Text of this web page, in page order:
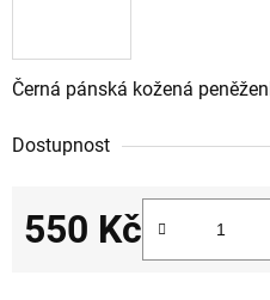
Černá pánská kožená
Dostupnost
550 Kč